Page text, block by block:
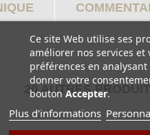
20 AUTRES
Ce site Web utilise ses
améliorer nos services
préférences en
donner votre
bouton Accepter.
Plus d'informations